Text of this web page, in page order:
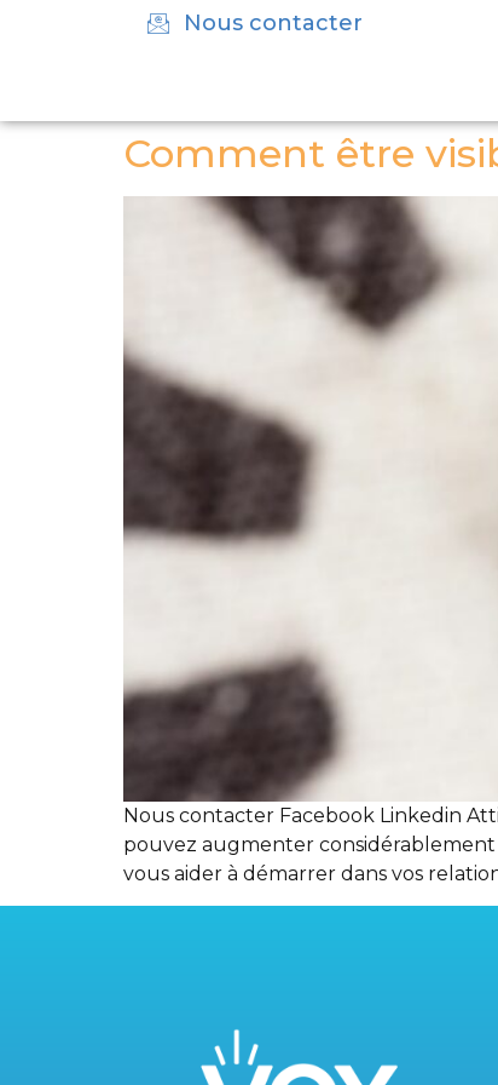
Nous contacter
Comment être
Nous contacter Facebook Linkedin
pouvez augmenter
vous aider à démarrer dans vos